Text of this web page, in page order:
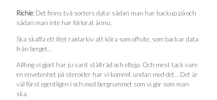
Richie: Det finns två sorters data: sådan man har backup på och
sådan man inte har förlorat ännu.
Ska skaffa ett litet raidarkiv att köra som offsite, som backar data
från berget…
Allting vi gjort har ju varit ståltråd och eltejp. Och mest tack vare
en envetenhet på steroider har vi kommit undan med det… Det är
väl först egentligen i och med bergrummet som vi gör som man
ska.